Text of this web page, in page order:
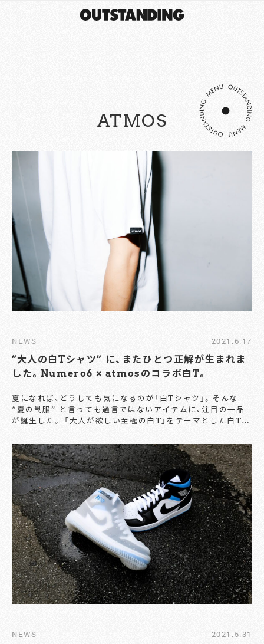
ATMOS
NEWS 2021.6.17
“大人の白Tシャツ” に、またひとつ正解が生まれま
した。Numero6 × atmosのコラボ白T。
夏になれば、どうしても気になるのが「白Tシャツ」。そんな
“夏の制服” と言っても過言ではないアイテムに、注目の一品
が誕生した。 「⼤⼈が欲しい⾄極の⽩T」をテーマとした⽩Tブ
ルアイテムまで幅広いファンを集めるショップ『atmos』によ
るコラボレーションアイテムだ。 “仕事でもプライベートで
も、どんなシーンでもどんなライフスタイルにも使いこなせる
Tシャツがあったなら” という『Numero6（ニュメロシス）』の
想いから、剛健でありながらも扱いやすい7.3ozのヘビーウエ
イトなコットンポリエステル素材を使⽤した白Tシャツに仕上
げたとのこと。空気を含ませながら⽷を紡いでいく特殊な紡績
⽅法で作られた⽷を使⽤し、着心地はあくまでソフトに。 ⾼密
度に編み⽴てたという⽣地は、⽑⽻立ちが少なく、上品な光沢
感を持つのだそう。これなら「下着然としたTシャツ」になるこ
となく、キリリと大人らしい着こなしが楽しめそうだ。袖口に
取り付けられた『atmos』のピスネームのひっそりとした存在
感もナイスである。 モデルルックよろしく浅い色のデニムと
合わせても、決してだらしなく見えない品の良い白Tシャツ
だ。 こちらの価格は3,300円（税込）。M,L,XLサイズの展開
なしの一品を、ここはひとつ “大人の白Tシャツ” の選択肢と
NEWS 2021.5.31